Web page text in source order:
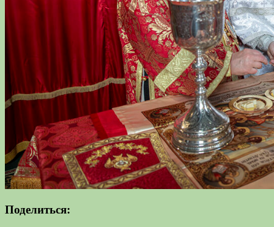
Поделиться: